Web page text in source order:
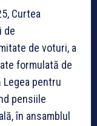
Curtea
de
de voturi, a
formulată de
pentru
pensiile
în ansamblul